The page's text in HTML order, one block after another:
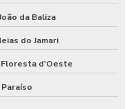
da Baliza
do Jamari
d'Oeste